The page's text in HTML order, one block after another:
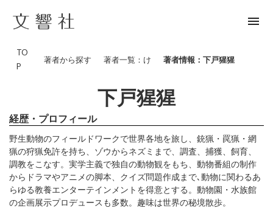
menu
TO
P
著者から探す 著者一覧：け 著者情報：下戸猩猩
下戸猩猩
経歴・プロフィール
野生動物のフィールドワークで世界各地を旅し、銃猟・罠猟・網
猟の狩猟免許を持ち、ゾウからネズミまで、調査、捕獲、飼育、
調教をこなす。実学主義で独自の動物観をもち、動物番組の制作
からドラマやアニメの脚本、クイズ問題作成まで､動物に関わるあ
らゆる教養エンターテインメントを得意とする。動物園・水族館
の企画展示プロデュースも多数。趣味は世界の秘境散歩。